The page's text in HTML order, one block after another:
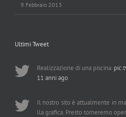
9 Febbraio 2013
Ultimi Tweet
Realizzazione di una piscina.
11 anni ago
Il nostro sito è attualmente in
lla grafica. Presto torneremo